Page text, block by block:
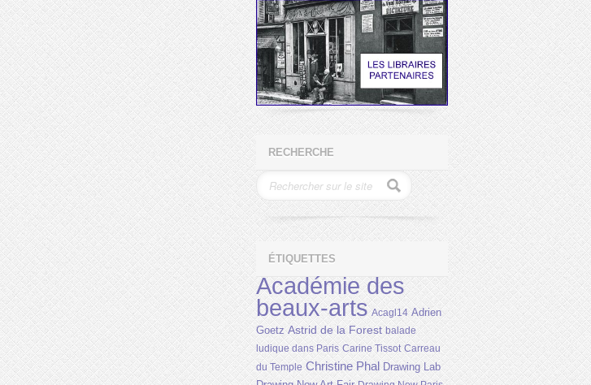
RECHERCHE
ÉTIQUETTES
Académie des
beaux-arts Acagl14 Adrien
Goetz Astrid de la Forest balade
ludique dans Paris Carine Tissot Carreau
du Temple Christine Phal Drawing Lab